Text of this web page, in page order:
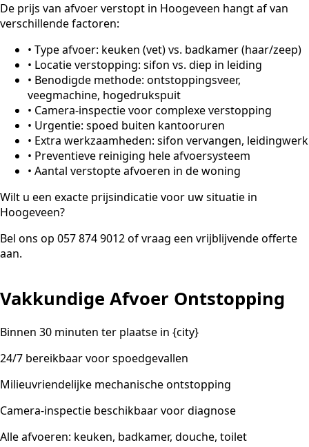
De prijs van afvoer verstopt in Hoogeveen hangt af van
verschillende factoren:
• Type afvoer: keuken (vet) vs. badkamer (haar/zeep)
• Locatie verstopping: sifon vs. diep in leiding
• Benodigde methode: ontstoppingsveer,
veegmachine, hogedrukspuit
• Camera-inspectie voor complexe verstopping
• Urgentie: spoed buiten kantooruren
• Extra werkzaamheden: sifon vervangen, leidingwerk
• Preventieve reiniging hele afvoersysteem
• Aantal verstopte afvoeren in de woning
Wilt u een exacte prijsindicatie voor uw situatie in
Hoogeveen?
Bel ons op 057 874 9012 of vraag een vrijblijvende offerte
aan.
Vakkundige Afvoer Ontstopping
Binnen 30 minuten ter plaatse in {city}
24/7 bereikbaar voor spoedgevallen
Milieuvriendelijke mechanische ontstopping
Camera-inspectie beschikbaar voor diagnose
Alle afvoeren: keuken, badkamer, douche, toilet